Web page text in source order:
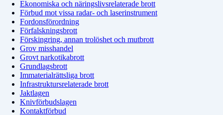
Ekonomiska och näringslivsrelaterade brott
Förbud mot vissa radar- och laserinstrument
Fordonsförordning
Förfalskningsbrott
Förskingring, annan trolöshet och mutbrott
Grov misshandel
Grovt narkotikabrott
Grundlagsbrott
Immaterialrättsliga brott
Infrastruktursrelaterade brott
Jaktlagen
Knivförbudslagen
Kontaktförbud